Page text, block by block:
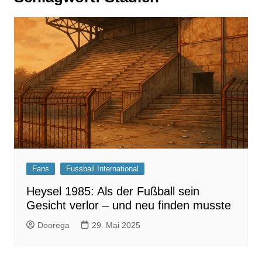
Fans Fussball International
Heysel 1985: Als der Fußball sein
Gesicht verlor – und neu finden musste
Doorega 29. Mai 2025